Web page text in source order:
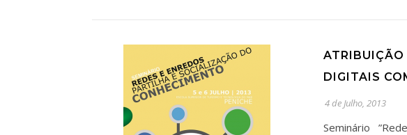
ATRIBUIÇÃO
DIGITAIS
4 de Julho, 2013
Seminário